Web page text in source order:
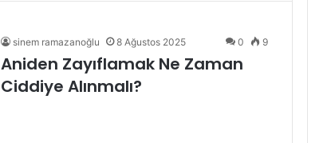
sinem ramazanoğlu 8 Ağustos 2025 0 9
Aniden Zayıflamak Ne Zaman
Ciddiye Alınmalı?